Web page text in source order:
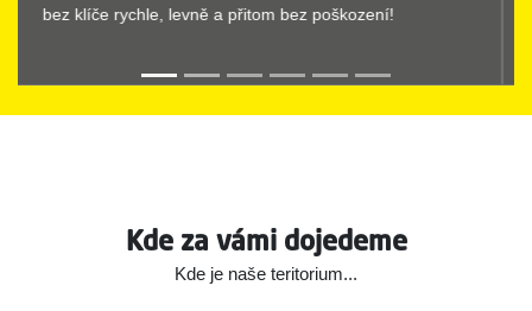
komplikací. Stačí, když zavoláte Dr.Lock.
Kde za vámi dojedeme
Kde je naše teritorium...